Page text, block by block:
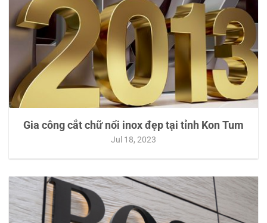
Gia công cắt chữ nổi inox đẹp tại tỉnh Kon Tum
Jul 18, 2023